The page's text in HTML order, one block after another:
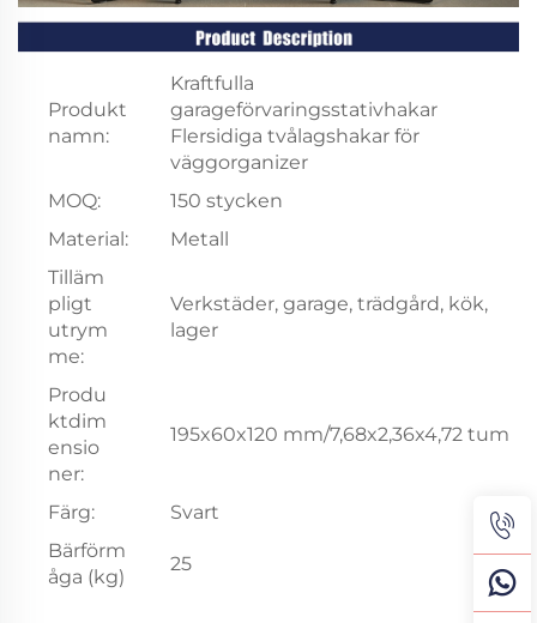
Produkt
namn:
Kraftfulla
garageförvaringsstativhakar
Flersidiga tvålagshakar för
väggorganizer
MOQ:
150 stycken
Material:
Metall
Tilläm
pligt
utrym
me:
Verkstäder, garage, trädgård, kök,
lager
Produ
ktdim
ensio
ner:
195x60x120 mm/7,68x2,36x4,72 tum
Färg:
Svart
Bärförm
åga (kg)
25